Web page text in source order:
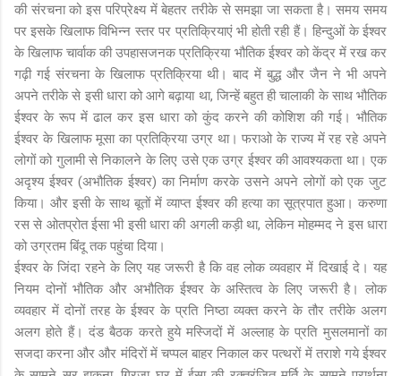
की संरचना को इस परिप्रेक्ष्य में बेहतर तरीके से समझा जा सकता है। समय समय
पर इसके खिलाफ विभिन्न स्तर पर प्रतिक्रियाएं भी होती रही हैं। हिन्दुओं के ईश्वर
के खिलाफ चार्वाक की उपहासजनक प्रतिक्रिया भौतिक ईश्वर को केंद्र में रख कर
गढ़ी गई संरचना के खिलाफ प्रतिक्रिया थी। बाद में बुद्ध और जैन ने भी अपने
अपने तरीके से इसी धारा को आगे बढ़ाया था, जिन्हें बहुत ही चालाकी के साथ भौतिक
ईश्वर के रूप में ढाल कर इस धारा को कुंद करने की कोशिश की गई। भौतिक
ईश्वर के खिलाफ मूसा का प्रतिक्रिया उग्र था। फराओ के राज्य में रह रहे अपने
लोगों को गुलामी से निकालने के लिए उसे एक उग्र ईश्वर की आवश्यकता था। एक
अदृश्य ईश्वर (अभौतिक ईश्वर) का निर्माण करके उसने अपने लोगों को एक जुट
किया। और इसी के साथ बूतों में व्याप्त ईश्वर की हत्या का सूत्रपात हुआ। करुणा
रस से ओतप्रोत ईसा भी इसी धारा की अगली कड़ी था, लेकिन मोहम्मद ने इस धारा
को उग्रतम बिंदू तक पहुंचा दिया।
ईश्वर के जिंदा रहने के लिए यह जरूरी है कि वह लोक व्यवहार में दिखाई दे। यह
नियम दोनों भौतिक और अभौतिक ईश्वर के अस्तित्व के लिए जरूरी है। लोक
व्यवहार में दोनों तरह के ईश्वर के प्रति निष्ठा व्यक्त करने के तौर तरीके अलग
अलग होते हैं। दंड बैठक करते हुये मस्जिदों में अल्लाह के प्रति मुसलमानों का
सजदा करना और और मंदिरों में चप्पल बाहर निकाल कर पत्थरों में तराशे गये ईश्वर